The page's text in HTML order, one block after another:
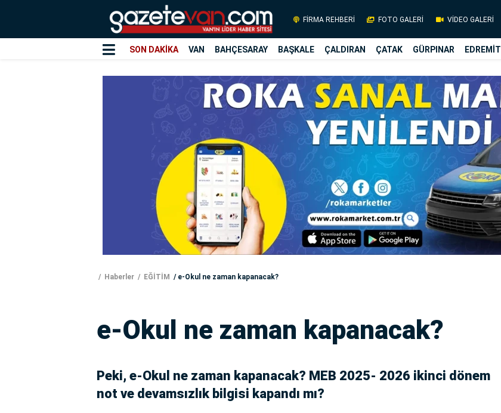
FİRMA REHBERİ FOTO GALERİ VİDEO GALERİ
SON DAKİKA VAN BAHÇESARAY BAŞKALE ÇALDIRAN ÇATAK GÜRPINAR EDREMİT
Haberler EĞİTİM e-Okul ne zaman kapanacak?
e-Okul ne zaman kapanacak?
Peki, e-Okul ne zaman kapanacak? MEB 2025- 2026 ikinci dönem
not ve devamsızlık bilgisi kapandı mı?